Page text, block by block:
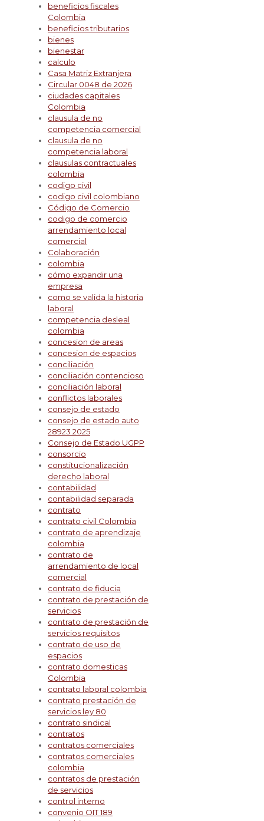
beneficios fiscales
Colombia
beneficios tributarios
bienes
bienestar
calculo
Casa Matriz Extranjera
Circular 0048 de 2026
ciudades capitales
Colombia
clausula de no
competencia comercial
clausula de no
competencia laboral
clausulas contractuales
colombia
codigo civil
codigo civil colombiano
Código de Comercio
codigo de comercio
arrendamiento local
comercial
Colaboración
colombia
cómo expandir una
empresa
como se valida la historia
laboral
competencia desleal
colombia
concesion de areas
concesion de espacios
conciliación
conciliación contencioso
conciliación laboral
conflictos laborales
consejo de estado
consejo de estado auto
28923 2025
Consejo de Estado UGPP
consorcio
constitucionalización
derecho laboral
contabilidad
contabilidad separada
contrato
contrato civil Colombia
contrato de aprendizaje
colombia
contrato de
arrendamiento de local
comercial
contrato de fiducia
contrato de prestación de
servicios
contrato de prestación de
servicios requisitos
contrato de uso de
espacios
contrato domesticas
Colombia
contrato laboral colombia
contrato prestación de
servicios ley 80
contrato sindical
contratos
contratos comerciales
contratos comerciales
colombia
contratos de prestación
de servicios
control interno
convenio OIT 189